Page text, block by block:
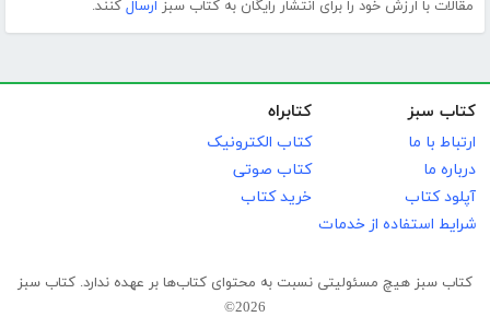
مقالات با ارزش خود را برای انتشار رایگان به کتاب سبز ارسال کنند.
کتاب سبز
ارتباط با ما
درباره ما
آپلود کتاب
شرایط استفاده از خدمات
کتابراه
کتاب الکترونیک
کتاب صوتی
خرید کتاب
کتاب سبز هیچ مسئولیتی نسبت به محتوای کتاب‌ها بر عهده ندارد. کتاب سبز
2026©